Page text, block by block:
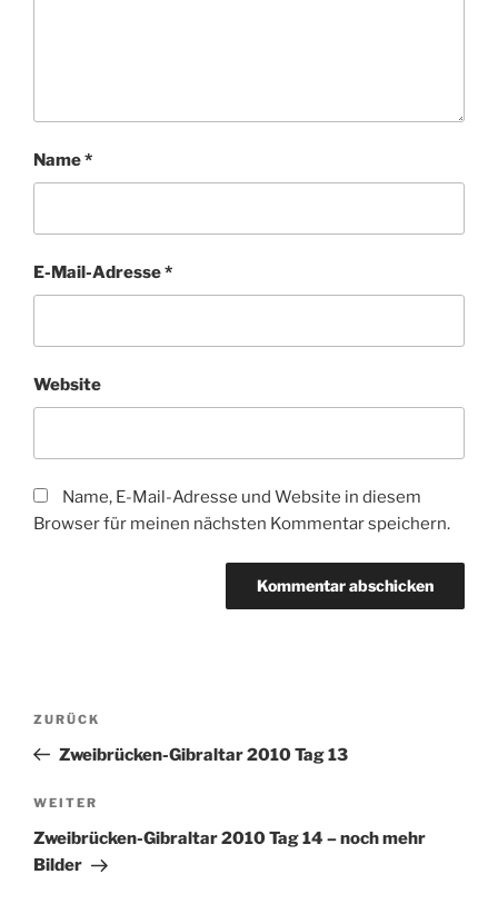
Name*
E-Mail-Adresse*
Website
Name, E-Mail-Adresse und Website in diesem
Browser für meinen nächsten Kommentar speichern.
Beitragsnavigation
Vorheriger
Beitrag
ZURÜCK
Zweibrücken-Gibraltar 2010 Tag 13
Nächster
Beitrag
WEITER
Zweibrücken-Gibraltar 2010 Tag 14 – noch mehr
Bilder